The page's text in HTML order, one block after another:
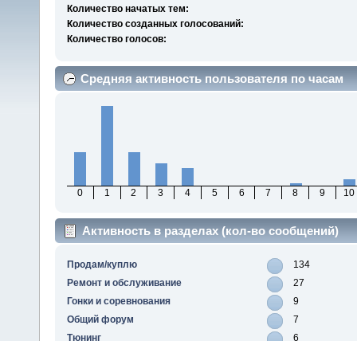
Количество начатых тем:
Количество созданных голосований:
Количество голосов:
Средняя активность пользователя по часам
0 1 2 3 4 5 6 7 8 9 10
Активность в разделах (кол-во сообщений)
Продам/куплю
134
Ремонт и обслуживание
27
Гонки и соревнования
9
Общий форум
7
Тюнинг
6